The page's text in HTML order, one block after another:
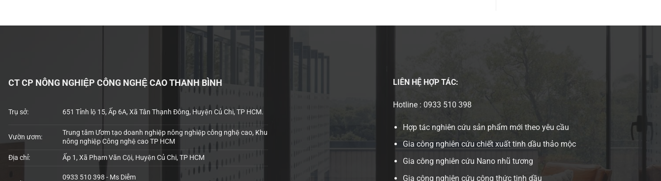
CT CP NÔNG NGHIỆP CÔNG NGHỆ CAO THANH BÌNH
Trụ sở: 651 Tỉnh lộ 15, Ấp 6A, Xã Tân Thạnh Đông, Huyện Củ Chi, TP HCM.
Vườn ươm:
Trung tâm Ươm tạo doanh nghiệp nông nghiệp công nghệ cao, Khu
nông nghiệp Công nghệ cao TP HCM
Địa chỉ: Ấp 1, Xã Phạm Văn Cội, Huyện Củ Chi, TP HCM
0933 510 398 - Ms Diễm
LIÊN HỆ HỢP TÁC:
Hotline : 0933 510 398
Hợp tác nghiên cứu sản phẩm mới theo yêu cầu
Gia công nghiên cứu chiết xuất tinh dầu thảo mộc
Gia công nghiên cứu Nano nhũ tương
Gia công nghiên cứu công thức tinh dầu